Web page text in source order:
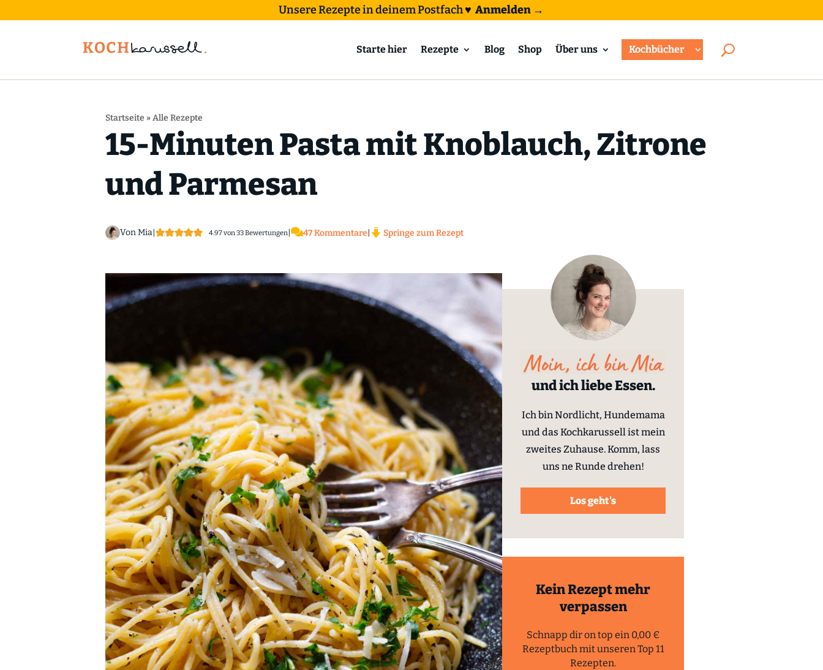
Unsere Rezepte in deinem Postfach♥ Anmelden →
Starte hier Rezepte Blog Shop Über uns Kochbücher
Startseite »Alle Rezepte
15-Minuten Pasta mit Knoblauch, Zitrone
und Parmesan
Von Mia 4.97von 33Bewertungen| 47 Kommentare Springe zum Rezept
und ich liebe Essen.
Ich bin Nordlicht, Hundemama
und das Kochkarussell ist mein
zweites Zuhause. Komm, lass
uns ne Runde drehen!
Los geht's
Kein Rezept mehr
verpassen
Schnapp dir on top ein 0,00 €
Rezeptbuch mit unseren Top 11
Rezepten.